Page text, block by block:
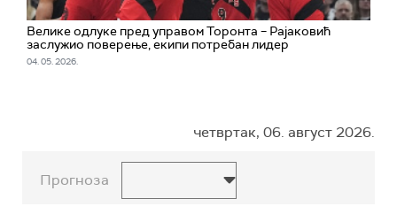
Велике одлуке пред управом Торонта – Рајаковић
заслужио поверење, екипи потребан лидер
04. 05. 2026.
четвртак, 06. август 2026.
Прогноза